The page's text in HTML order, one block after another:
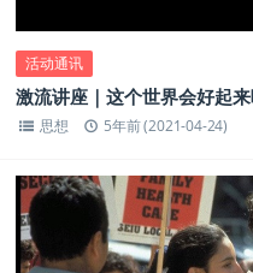
活动通讯
激流讲座｜这个世界会好起
思想 5年前 (2021-04-24)